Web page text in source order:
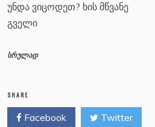
უნდა ვიცოდეთ? ხის მწვანე
გველი
სრულად
SHARE
Facebook Twitter